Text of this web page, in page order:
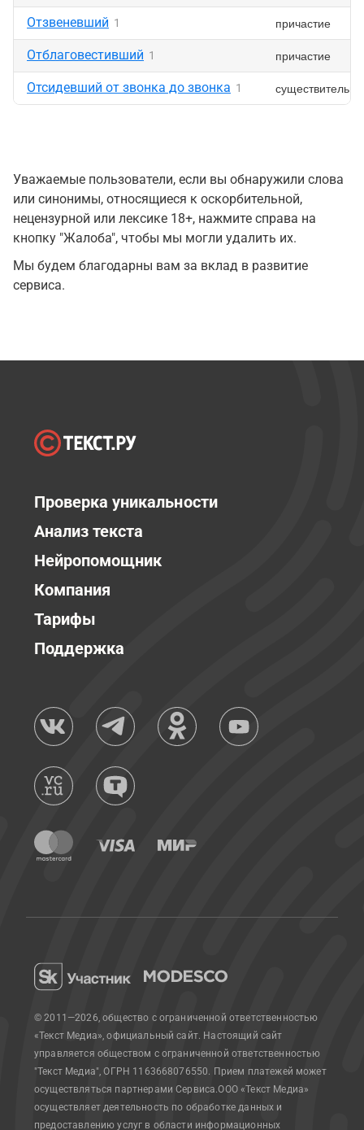
Отзвеневший 1 причастие
Отблаговестивший 1 причастие
Отсидевший от звонка до звонка 1
Уважаемые пользователи, если вы обнаружили слова
или синонимы, относящиеся к оскорбительной,
нецензурной или лексике 18+, нажмите справа на
кнопку "Жалоба", чтобы мы могли удалить их.
Мы будем благодарны вам за вклад в развитие
сервиса.
Проверка уникальности
Анализ текста
Нейропомощник
Компания
Тарифы
Поддержка
© 2011—2026, общество с ограниченной ответственностью
«Текст Медиа», официальный сайт. Настоящий сайт
управляется обществом с ограниченной ответственностью
"Текст Медиа", ОГРН 1163668076550. Прием платежей может
осуществляться партнерами Сервиса.ООО «Текст Медиа»
осуществляет деятельность по обработке данных и
предоставлению услуг в области информационных